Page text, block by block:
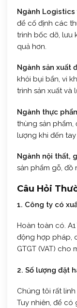
Ngành Logistics
để cố định các
trình bốc dỡ, lưu
quả hơn.
Ngành sản xuất
khỏi bụi bẩn, vi
trình sản xuất và
Ngành thực
thùng sản phẩm,
lượng khi đến
Ngành nội thất,
sản phẩm gỗ, đồ
Câu Hỏi
1. Công ty có
Hoàn toàn có.
động hợp pháp,
GTGT (VAT) cho
2. Số lượng đặt
Chúng tôi rất
Tuy nhiên, để có